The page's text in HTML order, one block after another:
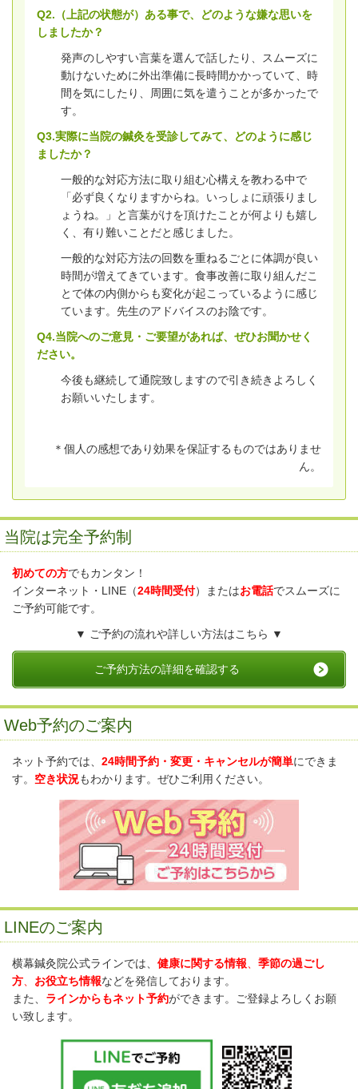
Q2.（上記の状態が）ある事で、どのような嫌な思いを
しましたか？
発声のしやすい言葉を選んで話したり、スムーズに
動けないために外出準備に長時間かかっていて、時
間を気にしたり、周囲に気を遣うことが多かったで
す。
Q3.実際に当院の鍼灸を受診してみて、どのように感じ
ましたか？
一般的な対応方法に取り組む心構えを教わる中で
「必ず良くなりますからね。いっしょに頑張りまし
ょうね。」と言葉がけを頂けたことが何よりも嬉し
く、有り難いことだと感じました。
一般的な対応方法の回数を重ねるごとに体調が良い
時間が増えてきています。食事改善に取り組んだこ
とで体の内側からも変化が起こっているように感じ
ています。先生のアドバイスのお陰です。
Q4.当院へのご意見・ご要望があれば、ぜひお聞かせく
ださい。
今後も継続して通院致しますので引き続きよろしく
お願いいたします。
＊個人の感想であり効果を保証するものではありませ
ん。
当院は完全予約制
初めての方でもカンタン！
インターネット・LINE（24時間受付）またはお電話でスムーズに
ご予約可能です。
▼ ご予約の流れや詳しい方法はこちら ▼
ご予約方法の詳細を確認する
Web予約のご案内
ネット予約では、 24時間予約・変更・キャンセルが簡単にできま
す。 空き状況もわかります。ぜひご利用ください。
LINEのご案内
横幕鍼灸院公式ラインでは、 健康に関する情報、 季節の過ごし
方、 お役立ち情報などを発信しております。
また、 ラインからもネット予約ができます。ご登録よろしくお願
い致します。